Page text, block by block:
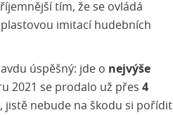
tím, že se ovládá
imitací hudebních
úspěšný: jde o nejvýše
2021 se prodalo už přes 4
jistě nebude na škodu si pořídit